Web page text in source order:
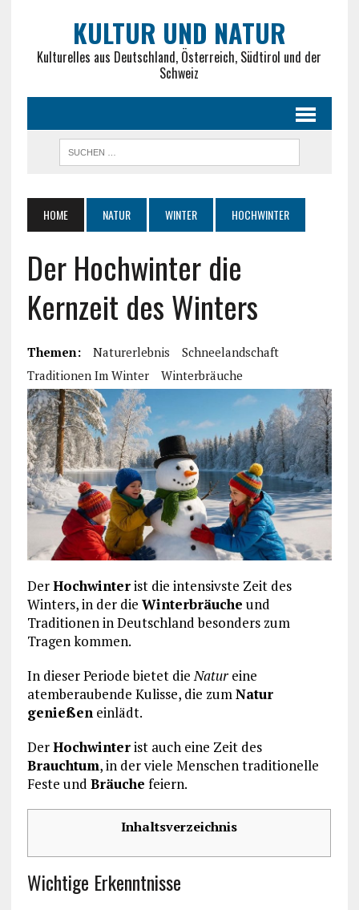
KULTUR UND NATUR
Kulturelles aus Deutschland, Österreich, Südtirol und der
Schweiz
HOME NATUR WINTER HOCHWINTER
Der Hochwinter die
Kernzeit des Winters
Themen: Naturerlebnis
Schneelandschaft
Traditionen Im Winter
Winterbräuche
DerHochwinterist die intensivste Zeit des
Winters, in der die Winterbräuche und
Traditionen in Deutschland besonders zum
Tragen kommen.
In dieser Periode bietet dieNatureine
atemberaubende Kulisse, die zumNatur
genießeneinlädt.
DerHochwinterist auch eine Zeit des
Brauchtum, in der viele Menschen traditionelle
Feste und Bräuche feiern.
Inhaltsverzeichnis
Wichtige Erkenntnisse